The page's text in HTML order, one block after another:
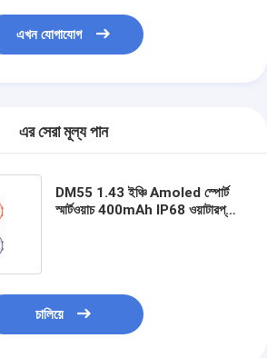
এখন যোগাযোগ
এর সেরা মূল্য পান
DM55 1.43 ইঞ্চি Amoled স্পোর্ট
স্মার্টওয়াচ 400mAh IP68 ওয়াটারপ্রুফ
চালিয়ে